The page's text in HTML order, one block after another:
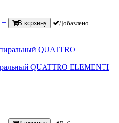
+ В корзину Добавлено
QUATTRO ELEMENTI